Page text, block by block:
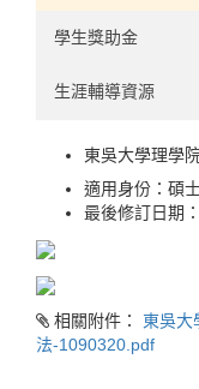
使用者經驗領域
心理計量領域
人力資源領域
301-326
學生獎助金
生涯輔導資源
東吳大學理學
適用身份： 碩
最後修訂日期：
相關附件： 東吳大
法-1090320.pdf